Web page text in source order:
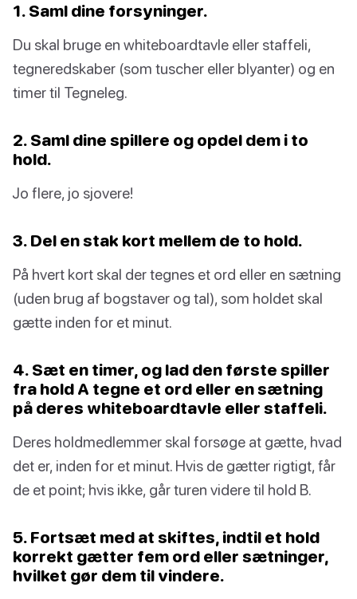
1. Saml dine forsyninger.
Du skal bruge en whiteboardtavle eller staffeli,
tegneredskaber (som tuscher eller blyanter) og en
timer til Tegneleg.
2. Saml dine spillere og opdel dem i to
hold.
Jo flere, jo sjovere!
3. Del en stak kort mellem de to hold.
På hvert kort skal der tegnes et ord eller en sætning
(uden brug af bogstaver og tal), som holdet skal
gætte inden for et minut.
4. Sæt en timer, og lad den første spiller
fra hold A tegne et ord eller en sætning
på deres whiteboardtavle eller staffeli.
Deres holdmedlemmer skal forsøge at gætte, hvad
det er, inden for et minut. Hvis de gætter rigtigt, får
de et point; hvis ikke, går turen videre til hold B.
5. Fortsæt med at skiftes, indtil et hold
korrekt gætter fem ord eller sætninger,
hvilket gør dem til vindere.